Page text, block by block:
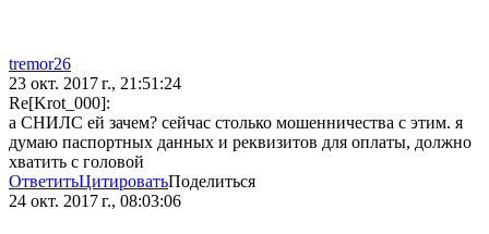
tremor26
23 окт. 2017 г., 21:51:24
Re[Krot_000]:
а СНИЛС ей зачем? сейчас столько мошенничества с этим. я
думаю паспортных данных и реквизитов для оплаты, должно
хватить с головой
ОтветитьЦитироватьПоделиться
24 окт. 2017 г., 08:03:06